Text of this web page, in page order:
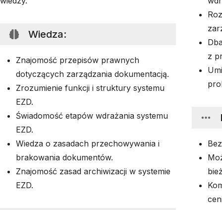
Wiedza:
Znajomość przepisów prawnych
dotyczących zarządzania dokumentacją.
Zrozumienie funkcji i struktury systemu
EZD.
Świadomość etapów wdrażania systemu
EZD.
Wiedza o zasadach przechowywania i
brakowania dokumentów.
Znajomość zasad archiwizacji w systemie
EZD.
z